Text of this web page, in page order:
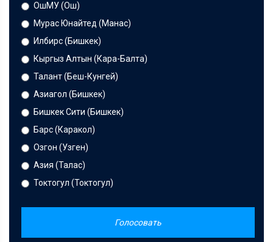
ОшМУ (Ош)
Мурас Юнайтед (Манас)
Илбирс (Бишкек)
Кыргыз Алтын (Кара-Балта)
Талант (Беш-Кунгей)
Азиагол (Бишкек)
Бишкек Сити (Бишкек)
Барс (Каракол)
Озгон (Узген)
Азия (Талас)
Токтогул (Токтогул)
Голосовать